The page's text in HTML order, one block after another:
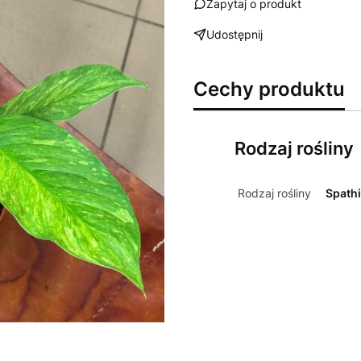
Zapytaj o produkt
Udostępnij
Cechy produktu
Rodzaj rośliny
Rodzaj rośliny